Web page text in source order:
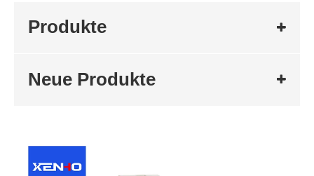
Produkte
Neue Produkte